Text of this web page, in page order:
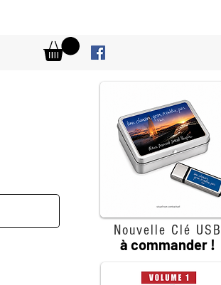
Nouvelle Clé USB
à commander !